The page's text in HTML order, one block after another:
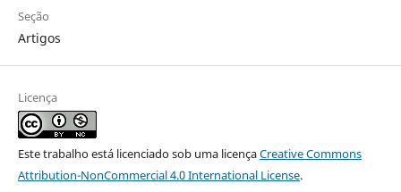
Seção
Artigos
Licença
Este trabalho está licenciado sob uma licençaCreative Commons
Attribution-NonCommercial 4.0 International License.